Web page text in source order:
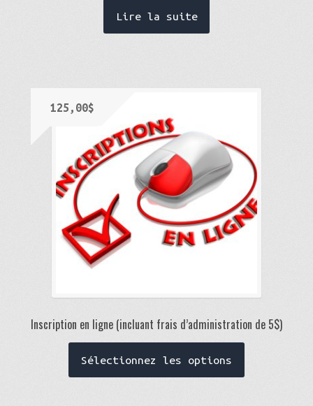
Lire la suite
Inscription en ligne (incluant frais d’administration de 5$)
125,00$
Sélectionnez les options